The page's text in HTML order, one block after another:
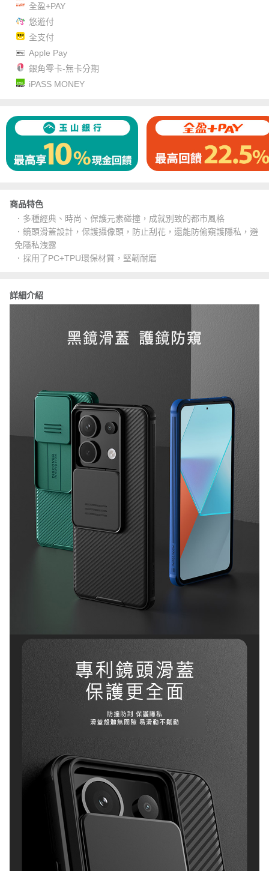
全盈+PAY
悠遊付
全支付
Apple Pay
銀角零卡-無卡分期
iPASS MONEY
商品特色
．多種經典、時尚、保護元素碰撞，成就別致的都市風格
．鏡頭滑蓋設計，保護攝像頭，防止刮花，還能防偷窺護隱私，避
免隱私洩露
．採用了PC+TPU環保材質，堅韌耐磨
詳細介紹